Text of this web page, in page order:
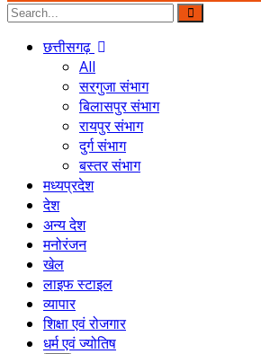
छत्तीसगढ़
All
सरगुजा संभाग
बिलासपुर संभाग
रायपुर संभाग
दुर्ग संभाग
बस्तर संभाग
मध्यप्रदेश
देश
अन्य देश
मनोरंजन
खेल
लाइफ स्टाइल
व्यापार
शिक्षा एवं रोजगार
धर्म एवं ज्योतिष